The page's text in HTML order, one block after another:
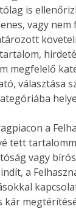
is
vagy nem
megfelelő
választása
a
tett
vagy
a
kár